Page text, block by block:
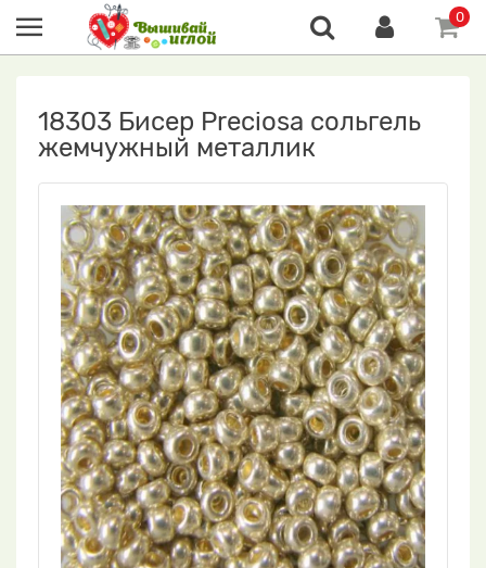
0
18303 Бисер Preciosa сольгель
жемчужный металлик